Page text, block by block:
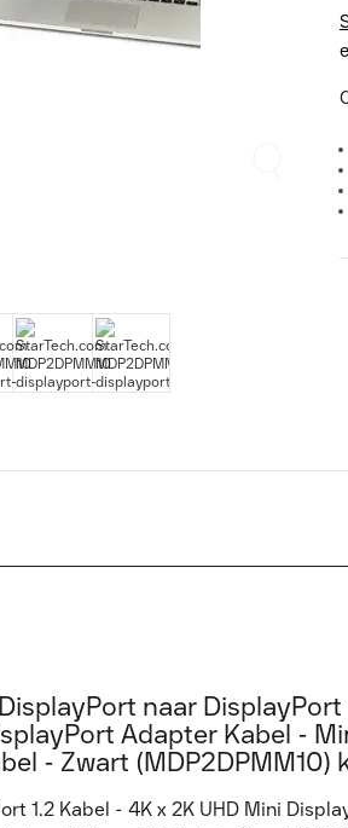
naar DisplayPort
Adapter Kabel -
- Zwart (MDP2DPMM10)
1.2 Kabel - 4K x 2K UHD Mini